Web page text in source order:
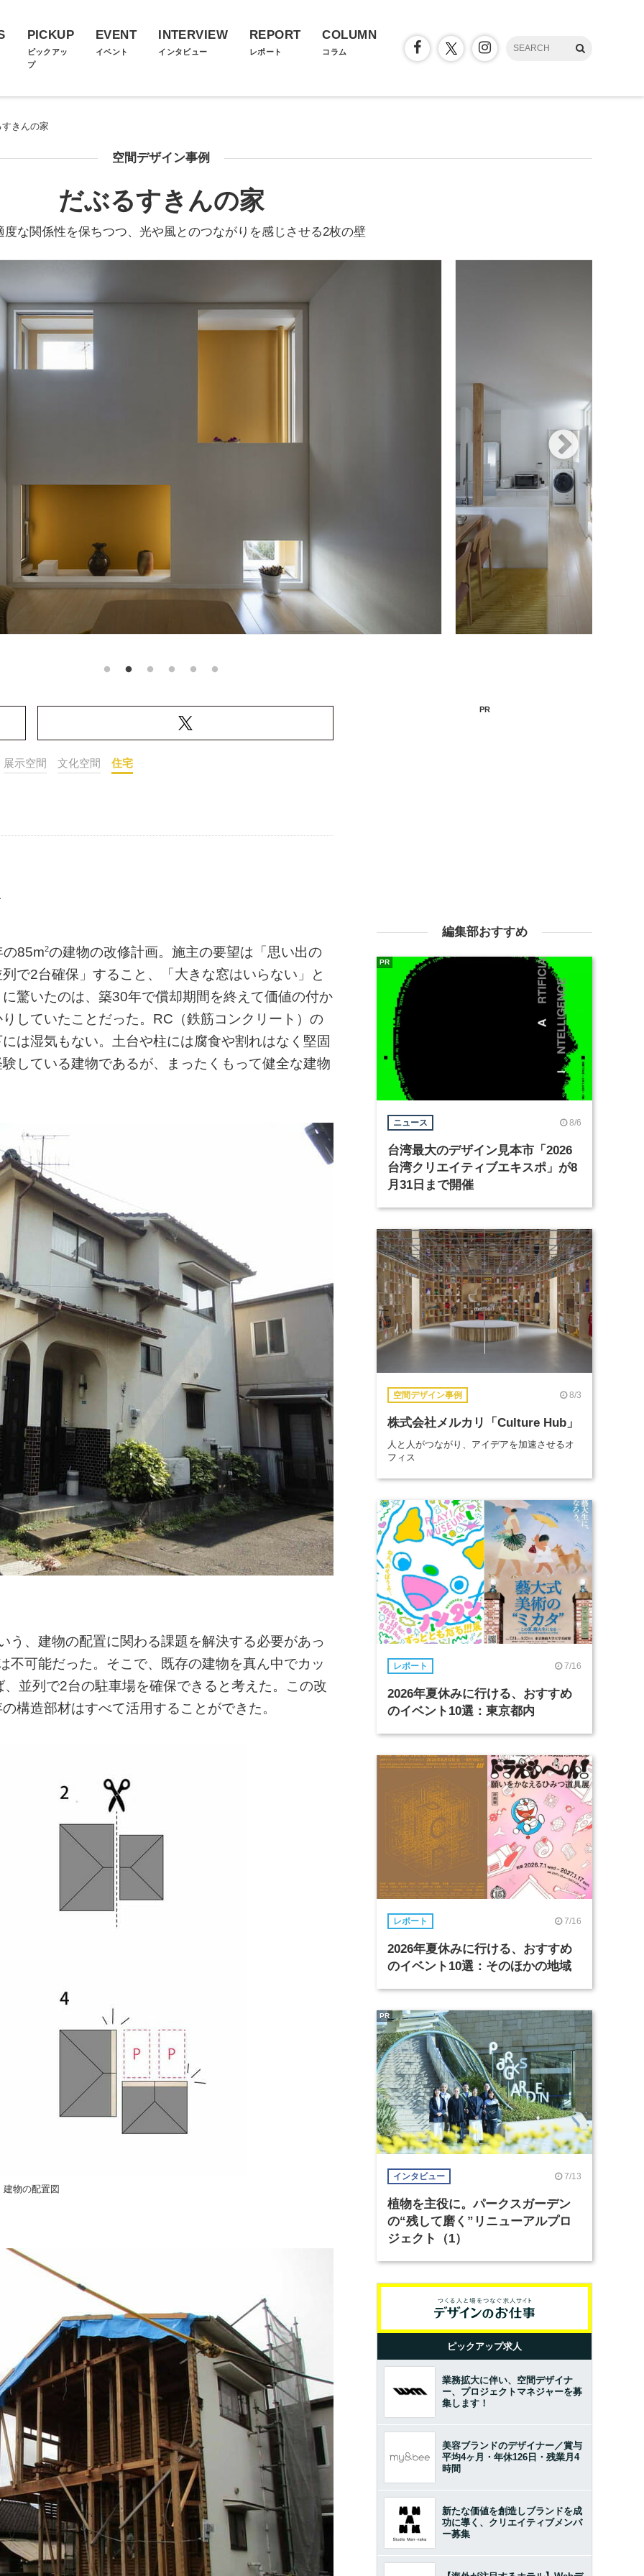
PICKUP
ピックアッ
プ
EVENT
イベント
INTERVIEW
インタビュー
REPORT
レポート
COLUMN
コラム
きんの家
空間デザイン事例
だぶるすきんの家
度な関係性を保ちつつ、光や風とのつながりを感じさせる2枚の壁
展示空間 文化空間 住宅
の85m2の建物の改修計画。施主の要望は「思い出の
で2台確保」すること、「大きな窓はいらない」と
驚いたのは、築30年で償却期間を終えて価値の付か
していたことだった。RC（鉄筋コンクリート）の
は湿気もない。土台や柱には腐食や割れはなく堅固
している建物であるが、まったくもって健全な建物
う、建物の配置に関わる課題を解決する必要があっ
不可能だった。そこで、既存の建物を真ん中でカッ
並列で2台の駐車場を確保できると考えた。この改
構造部材はすべて活用することができた。
建物の配置図
PR
編集部おすすめ
ニュース 8/6
台湾最大のデザイン見本市「2026
台湾クリエイティブエキスポ」が8
月31日まで開催
PR
空間デザイン事例 8/3
株式会社メルカリ「Culture Hub」
人と人がつながり、アイデアを加速させるオ
フィス
レポート 7/16
2026年夏休みに行ける、おすすめ
のイベント10選：東京都内
レポート 7/16
2026年夏休みに行ける、おすすめ
のイベント10選：そのほかの地域
インタビュー 7/13
植物を主役に。パークスガーデン
の“残して磨く”リニューアルプロ
ジェクト（1）
PR
ピックアップ求人
業務拡大に伴い、空間デザイナ
ー、プロジェクトマネジャーを募
集します！
美容ブランドのデザイナー／賞与
平均4ヶ月・年休126日・残業月4
時間
新たな価値を創造しブランドを成
功に導く、クリエイティブメンバ
ー募集